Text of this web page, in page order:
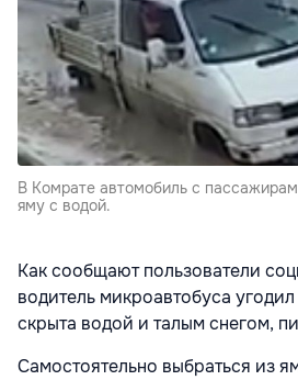
В Комрате автомобиль с
яму с водой.
Как сообщают пользователи
водитель микроавтобуса
скрыта водой и талым снегом,
Самостоятельно выбраться из